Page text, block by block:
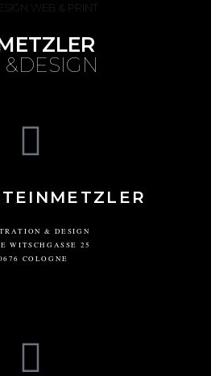
WEB & PRINT
&DESIGN
& DESIGN
WITSCHGASSE 25
COLOGNE